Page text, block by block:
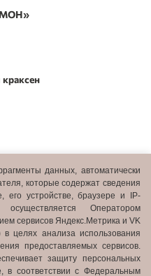
данных, автоматически
которые содержат сведения
его устройстве, браузере и IP-
Оператором
сервисов Яндекс.Метрика и VK
целях анализа использования
предоставляемых сервисов.
защиту персональных
соответствии с Федеральным